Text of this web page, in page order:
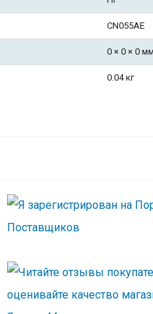
CN055AE
0 × 0 × 0 мм
0.04 кг